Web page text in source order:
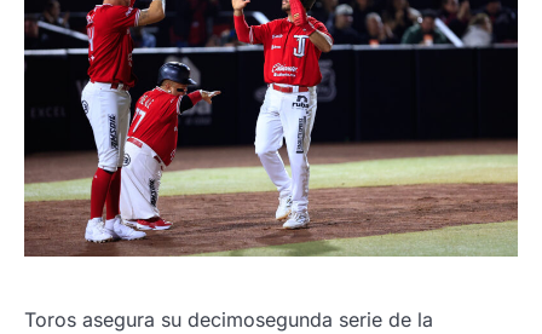
Toros asegura su decimosegunda serie de la